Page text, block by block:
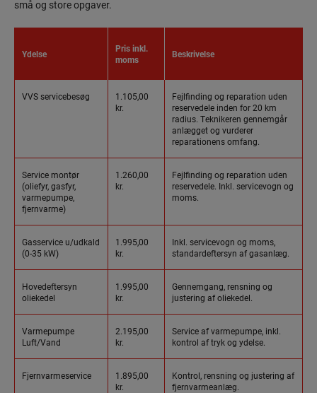
små og store opgaver.
Ydelse
Pris inkl.
moms
Beskrivelse
VVS servicebesøg
1.105,00
kr.
Fejlfinding og reparation uden
reservedele inden for 20 km
radius. Teknikeren gennemgår
anlægget og vurderer
reparationens omfang.
Service montør
(oliefyr, gasfyr,
varmepumpe,
fjernvarme)
1.260,00
kr.
Fejlfinding og reparation uden
reservedele. Inkl. servicevogn og
moms.
Gasservice u/udkald
(0-35 kW)
1.995,00
kr.
Inkl. servicevogn og moms,
standardeftersyn af gasanlæg.
Hovedeftersyn
oliekedel
1.995,00
kr.
Gennemgang, rensning og
justering af oliekedel.
Varmepumpe
Luft/Vand
2.195,00
kr.
Service af varmepumpe, inkl.
kontrol af tryk og ydelse.
Fjernvarmeservice
1.895,00
kr.
Kontrol, rensning og justering af
fjernvarmeanlæg.